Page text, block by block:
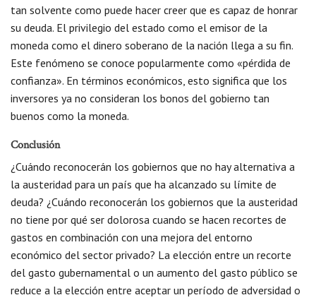
tan solvente como puede hacer creer que es capaz de honrar
su deuda. El privilegio del estado como el emisor de la
moneda como el dinero soberano de la nación llega a su fin.
Este fenómeno se conoce popularmente como «pérdida de
confianza». En términos económicos, esto significa que los
inversores ya no consideran los bonos del gobierno tan
buenos como la moneda.
Conclusión
¿Cuándo reconocerán los gobiernos que no hay alternativa a
la austeridad para un país que ha alcanzado su límite de
deuda? ¿Cuándo reconocerán los gobiernos que la austeridad
no tiene por qué ser dolorosa cuando se hacen recortes de
gastos en combinación con una mejora del entorno
económico del sector privado? La elección entre un recorte
del gasto gubernamental o un aumento del gasto público se
reduce a la elección entre aceptar un período de adversidad o